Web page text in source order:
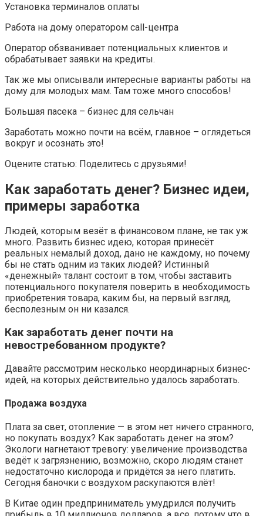
Установка терминалов оплаты
Работа на дому оператором call-центра
Оператор обзванивает потенциальных клиентов и
обрабатывает заявки на кредиты.
Так же мы описывали интересные варианты работы на
дому для молодых мам. Там тоже много способов!
Большая пасека – бизнес для сельчан
Заработать можно почти на всём, главное – оглядеться
вокруг и осознать это!
Оцените статью: Поделитесь с друзьями!
Как заработать денег? Бизнес идеи,
примеры заработка
Людей, которым везёт в финансовом плане, не так уж
много. Развить бизнес идею, которая принесёт
реальных немалый доход, дано не каждому, но почему
бы не стать одним из таких людей? Истинный
«денежный» талант состоит в том, чтобы заставить
потенциального покупателя поверить в необходимость
приобретения товара, каким бы, на первый взгляд,
бесполезным он ни казался.
Как заработать денег почти на
невостребованном продукте?
Давайте рассмотрим несколько неординарных бизнес-
идей, на которых действительно удалось заработать.
Продажа воздуха
Плата за свет, отопление — в этом нет ничего странного,
но покупать воздух? Как заработать денег на этом?
Экологи нагнетают тревогу: увеличение производства
ведёт к загрязнению, возможно, скоро людям станет
недостаточно кислорода и придётся за него платить.
Сегодня баночки с воздухом раскупаются влёт!
В Китае один предприниматель умудрился получить